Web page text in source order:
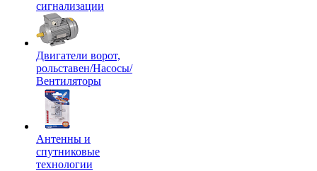
сигнализации
Двигатели ворот,
рольставен/Насосы/
Вентиляторы
Антенны и
спутниковые
технологии